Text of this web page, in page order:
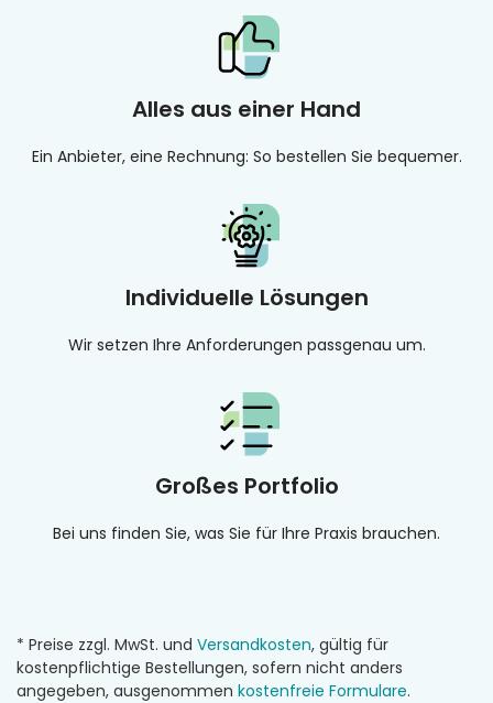
Alles aus einer Hand
Ein Anbieter, eine Rechnung: So bestellen Sie bequemer.
Individuelle Lösungen
Wir setzen Ihre Anforderungen passgenau um.
Großes Portfolio
Bei uns finden Sie, was Sie für Ihre Praxis brauchen.
* Preise zzgl. MwSt. und Versandkosten, gültig für
kostenpflichtige Bestellungen, sofern nicht anders
angegeben, ausgenommen kostenfreie Formulare.